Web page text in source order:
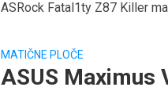
ASRock Fatal1ty Z87 Killer
MATIČNE PLOČE
ASUS Maximus